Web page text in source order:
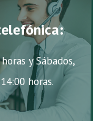
y Sábados,
horas.